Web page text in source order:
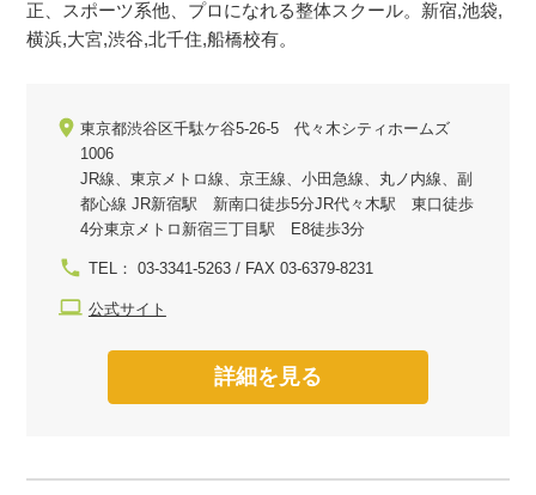
正、スポーツ系他、プロになれる整体スクール。新宿,池袋,
横浜,大宮,渋谷,北千住,船橋校有。
東京都渋谷区千駄ケ谷5-26-5 代々木シティホームズ
1006
JR線、東京メトロ線、京王線、小田急線、丸ノ内線、副
都心線 JR新宿駅 新南口徒歩5分JR代々木駅 東口徒歩
4分東京メトロ新宿三丁目駅 E8徒歩3分
TEL： 03-3341-5263 / FAX 03-6379-8231
公式サイト
詳細を見る